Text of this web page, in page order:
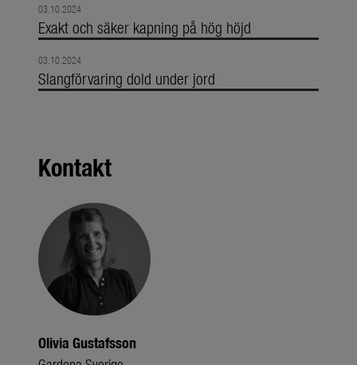
03.10.2024
Exakt och säker kapning på hög höjd
03.10.2024
Slangförvaring dold under jord
Kontakt
Olivia Gustafsson